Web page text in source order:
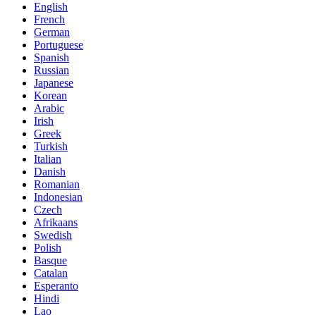
English
French
German
Portuguese
Spanish
Russian
Japanese
Korean
Arabic
Irish
Greek
Turkish
Italian
Danish
Romanian
Indonesian
Czech
Afrikaans
Swedish
Polish
Basque
Catalan
Esperanto
Hindi
Lao